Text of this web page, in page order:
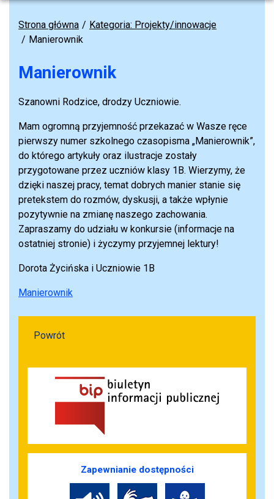
Strona główna
Kategoria: Projekty/innowacje
Manierownik
Manierownik
Szanowni Rodzice, drodzy Uczniowie.
Mam ogromną przyjemność przekazać w Wasze ręce
pierwszy numer szkolnego czasopisma „Manierownik”,
do którego artykuły oraz ilustracje zostały
przygotowane przez uczniów klasy 1B. Wierzymy, że
dzięki naszej pracy, temat dobrych manier stanie się
pretekstem do rozmów, dyskusji, a także wpłynie
pozytywnie na zmianę naszego zachowania.
Zapraszamy do udziału w konkursie (informacje na
ostatniej stronie) i życzymy przyjemnej lektury!
Dorota Życińska i Uczniowie 1B
Manierownik
Powrót
Zapewnianie dostępności